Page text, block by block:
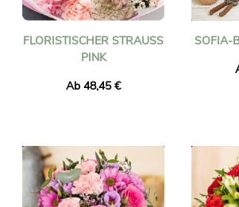
FLORISTISCHER STRAUSS P
INK
Ab 48,45 €
SOFIA-